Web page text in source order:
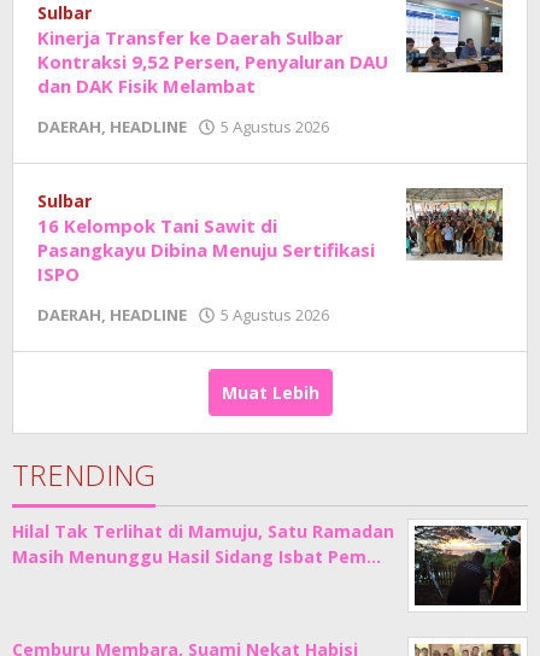
Sulbar
Kinerja Transfer ke Daerah Sulbar
Kontraksi 9,52 Persen, Penyaluran DAU
dan DAK Fisik Melambat
DAERAH, HEADLINE 5 Agustus 2026
Junaedi
Sulbar
16 Kelompok Tani Sawit di
Pasangkayu Dibina Menuju Sertifikasi
ISPO
DAERAH, HEADLINE 5 Agustus 2026
Junaedi
Muat Lebih
TRENDING
Hilal Tak Terlihat di Mamuju, Satu Ramadan
Masih Menunggu Hasil Sidang Isbat Pem…
Cemburu Membara, Suami Nekat Habisi